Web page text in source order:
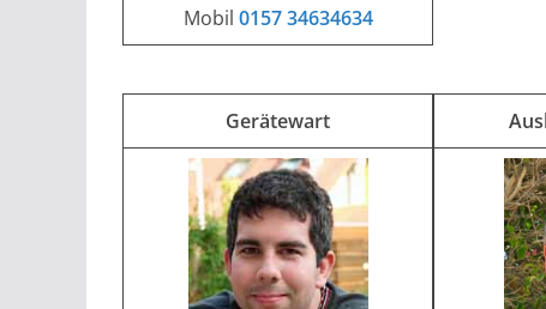
Mobil 0157 34634634
Gerätewart